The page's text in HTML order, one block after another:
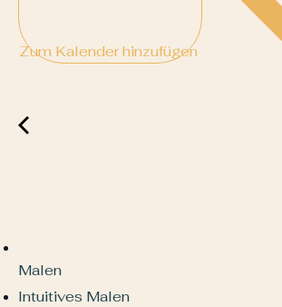
Zum Kalender hinzufügen
Malen
Intuitives Malen